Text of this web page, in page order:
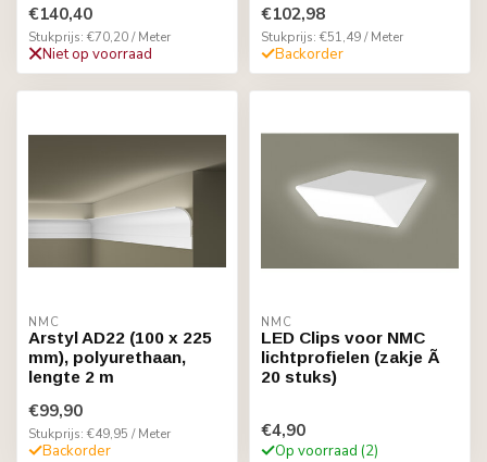
€140,40
Stukprijs: €70,20 / Meter
Niet op voorraad
€102,98
Stukprijs: €51,49 / Meter
Backorder
NMC
Arstyl AD22 (100 x 225
mm), polyurethaan,
lengte 2 m
€99,90
Stukprijs: €49,95 / Meter
Backorder
NMC
LED Clips voor NMC
lichtprofielen (zakje Ã
20 stuks)
€4,90
Op voorraad (2)